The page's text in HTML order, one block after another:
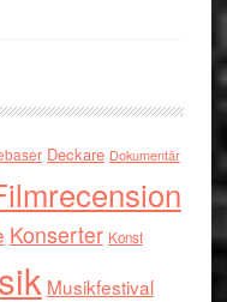
Deckare Dokumentär
Konserter Konst
Musikfestival